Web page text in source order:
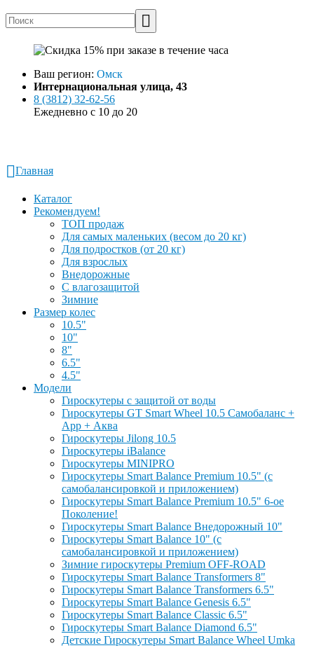
Ваш регион: Омск
Интернациональная улица, 43
8 (3812) 32-62-56
Ежедневно с 10 до 20
Главная
Каталог
Рекомендуем!
ТОП продаж
Для самых маленьких (весом до 20 кг)
Для подростков (от 20 кг)
Для взрослых
Внедорожные
С влагозащитой
Зимние
Размер колес
10.5"
10"
8"
6.5"
4.5"
Модели
Гироскутеры с защитой от воды
Гироскутеры GT Smart Wheel 10.5 Самобаланс +
App + Аква
Гироскутеры Jilong 10.5
Гироскутеры iBalance
Гироскутеры MINIPRO
Гироскутеры Smart Balance Premium 10.5" (с
самобалансировкой и приложением)
Гироскутеры Smart Balance Premium 10.5" 6-ое
Поколение!
Гироскутеры Smart Balance Внедорожный 10"
Гироскутеры Smart Balance 10" (с
самобалансировкой и приложением)
Зимние гироскутеры Premium OFF-ROAD
Гироскутеры Smart Balance Transformers 8"
Гироскутеры Smart Balance Transformers 6.5"
Гироскутеры Smart Balance Genesis 6.5"
Гироскутеры Smart Balance Classic 6.5"
Гироскутеры Smart Balance Diamond 6.5"
Детские Гироскутеры Smart Balance Wheel Umka